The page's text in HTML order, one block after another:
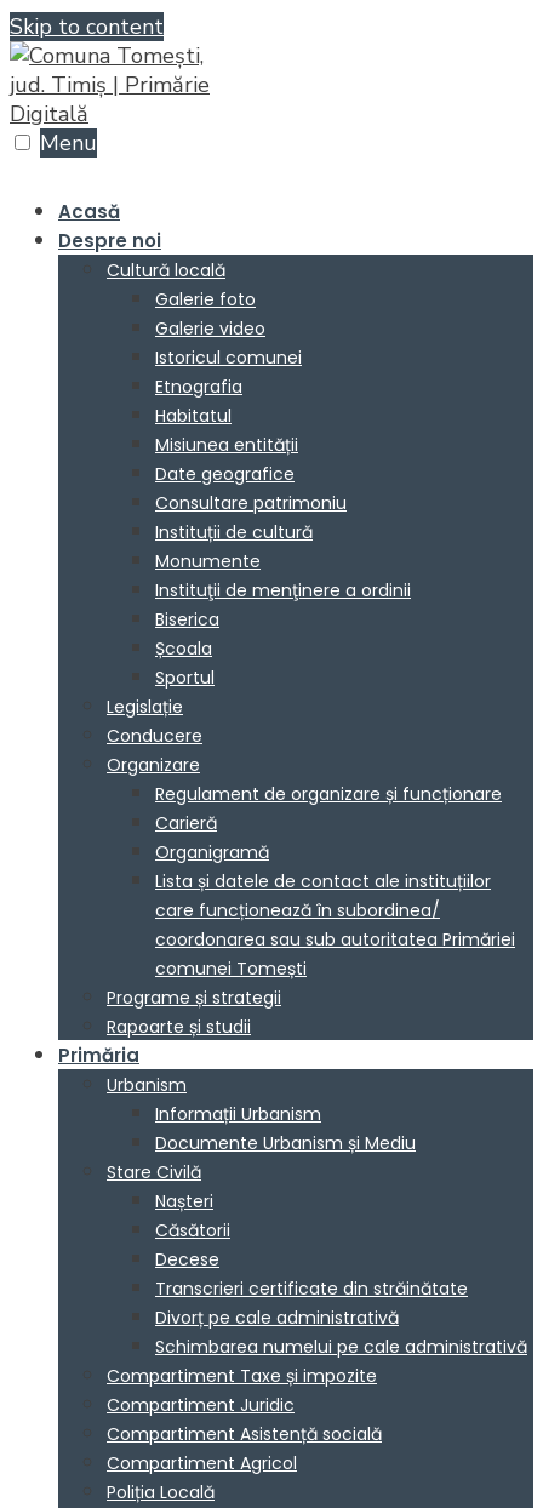
Skip to content
Menu
Acasă
Despre noi
Cultură locală
Galerie foto
Galerie video
Istoricul comunei
Etnografia
Habitatul
Misiunea entității
Date geografice
Consultare patrimoniu
Instituții de cultură
Monumente
Instituţii de menţinere a ordinii
Biserica
Școala
Sportul
Legislație
Conducere
Organizare
Regulament de organizare și funcționare
Carieră
Organigramă
Lista și datele de contact ale instituțiilor
care funcționează în subordinea/
coordonarea sau sub autoritatea Primăriei
comunei Tomești
Programe și strategii
Rapoarte și studii
Primăria
Urbanism
Informații Urbanism
Documente Urbanism și Mediu
Stare Civilă
Nașteri
Căsătorii
Decese
Transcrieri certificate din străinătate
Divorț pe cale administrativă
Schimbarea numelui pe cale administrativă
Compartiment Taxe și impozite
Compartiment Juridic
Compartiment Asistență socială
Compartiment Agricol
Poliția Locală